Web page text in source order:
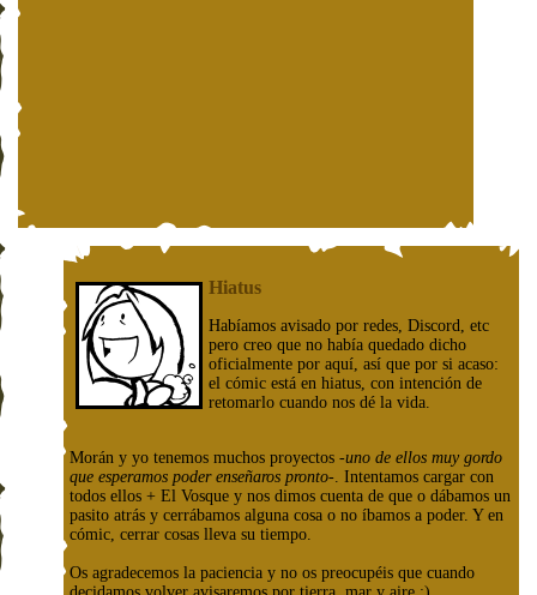
Hiatus
Habíamos avisado por redes, Discord, etc
pero creo que no había quedado dicho
oficialmente por aquí, así que por si acaso:
el cómic está en hiatus, con intención de
retomarlo cuando nos dé la vida.
Morán y yo tenemos muchos proyectos -uno de ellos muy gordo
que esperamos poder enseñaros pronto- . Intentamos cargar con
todos ellos + El Vosque y nos dimos cuenta de que o dábamos un
pasito atrás y cerrábamos alguna cosa o no íbamos a poder. Y en
cómic, cerrar cosas lleva su tiempo.
Os agradecemos la paciencia y no os preocupéis que cuando